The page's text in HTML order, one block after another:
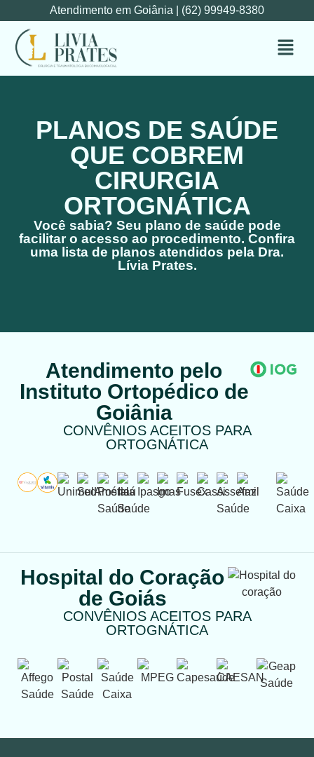
Atendimento em Goiânia | (62) 99949-8380
PLANOS DE SAÚDE
QUE COBREM
CIRURGIA
ORTOGNÁTICA
Você sabia? Seu plano de saúde pode
facilitar o acesso ao procedimento. Confira
uma lista de planos atendidos pela Dra.
Lívia Prates.
Atendimento pelo
Instituto Ortopédico de
Goiânia
CONVÊNIOS ACEITOS PARA
ORTOGNÁTICA
Hospital do Coração
de Goiás
CONVÊNIOS ACEITOS PARA
ORTOGNÁTICA